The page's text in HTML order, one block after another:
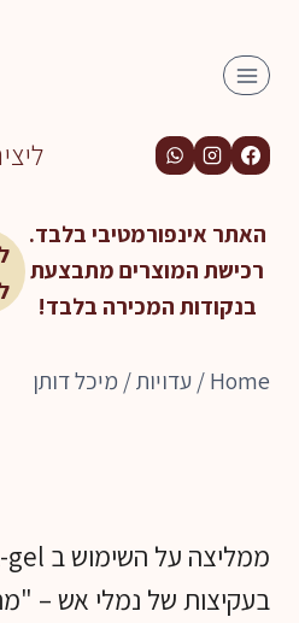
content
האתר אינפורמטיבי בלבד.
רכישת המוצרים מתבצעת
בנקודות המכירה בלבד!
Home
/עדויות/ מיכל דותן
בעקיצות של נמלי אש –